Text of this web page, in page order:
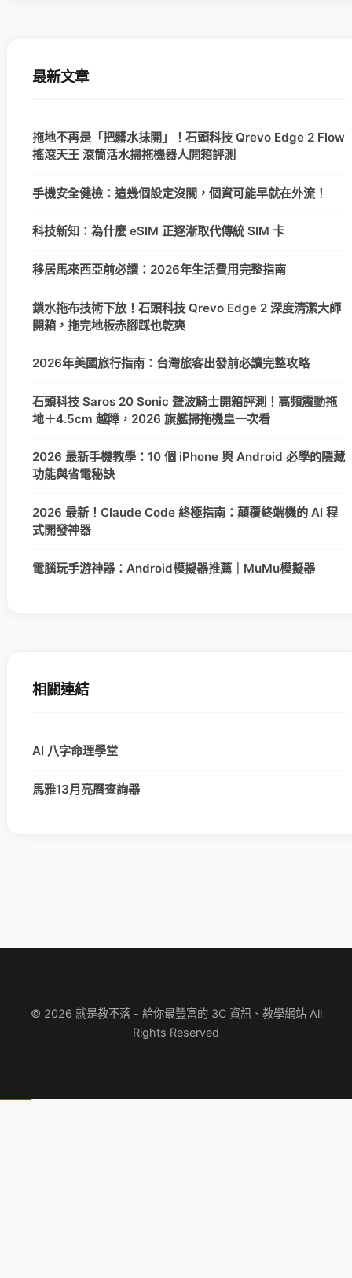
最新文章
拖地不再是「把髒水抹開」！石頭科技 Qrevo Edge 2 Flow
搖滾天王 滾筒活水掃拖機器人開箱評測
手機安全健檢：這幾個設定沒關，個資可能早就在外流！
科技新知：為什麼 eSIM 正逐漸取代傳統 SIM 卡
移居馬來西亞前必讀：2026年生活費用完整指南
鎖水拖布技術下放！石頭科技 Qrevo Edge 2 深度清潔大師
開箱，拖完地板赤腳踩也乾爽
2026年美國旅行指南：台灣旅客出發前必讀完整攻略
石頭科技 Saros 20 Sonic 聲波騎士開箱評測！高頻震動拖
地＋4.5cm 越障，2026 旗艦掃拖機皇一次看
2026 最新手機教學：10 個 iPhone 與 Android 必學的隱藏
功能與省電秘訣
2026 最新！Claude Code 終極指南：顛覆終端機的 AI 程
式開發神器
電腦玩手游神器：Android模擬器推薦｜MuMu模擬器
相關連結
AI 八字命理學堂
馬雅13月亮曆查詢器
© 2026 就是教不落 - 給你最豐富的 3C 資訊、教學網站 All
Rights Reserved